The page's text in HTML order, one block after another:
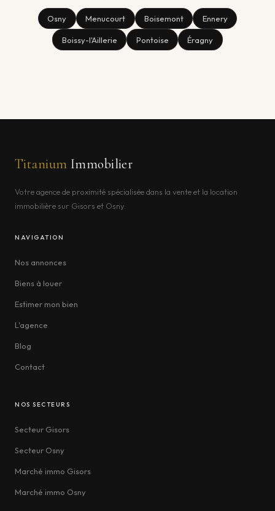
Osny Menucourt Boisemont Ennery
Boissy-l'Aillerie Pontoise Éragny
Titanium Immobilier
Votre agence de proximité spécialisée dans la vente et la location
immobilière sur Gisors et Osny.
NAVIGATION
Nos annonces
Biens à louer
Estimer mon bien
L'agence
Blog
Contact
NOS SECTEURS
Secteur Gisors
Secteur Osny
Marché immo Gisors
Marché immo Osny